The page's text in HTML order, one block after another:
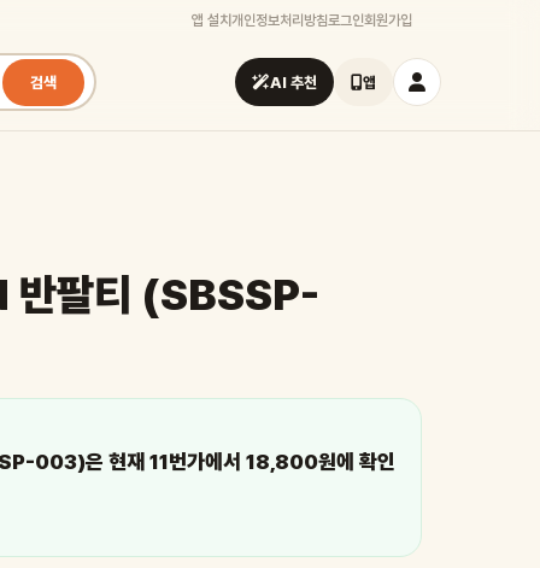
앱 설치 개인정보처리방침로그인회원가입
검색 AI 추천 앱
팔티 (SBSSP-
003)은 현재 11번가에서 18,800원에 확인